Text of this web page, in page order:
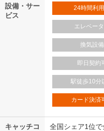
設備・サー
ビス
24時間利
エレベー
換気設備
即日契約
駅徒歩10分
カード決済
キャッチコ
全国シェア1位